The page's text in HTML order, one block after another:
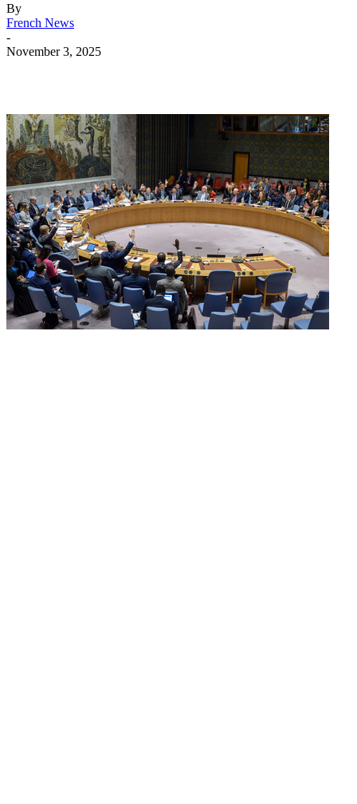
By
French News
-
November 3, 2025